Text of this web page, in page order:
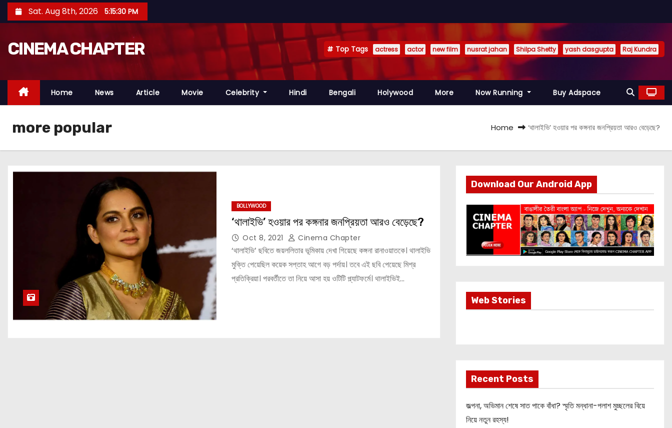
k
o
Sat. Aug 8th, 2026 5:15:31 PM
CINEMA CHAPTER Top Tags actress actor new film nusrat jahan Shilpa Shetty yash dasgupta Raj Kundra
Home News Article Movie Celebrity Hindi Bengali Holywood More Now Running Buy Adspace
more popular Home ‘থালাইভি’ হওয়ার পর কঙ্গনার জনপ্রিয়তা আরও বেড়েছে?
BOLLYWOOD
‘থালাইভি’ হওয়ার পর কঙ্গনার জনপ্রিয়তা আরও বেড়েছে?
Oct 8, 2021 Cinema Chapter
‘থালাইভি’ ছবিতে জয়ললিতার ভূমিকায় দেখা গিয়েছে কঙ্গনা রানাওয়াতকে। থালাইভি
মুক্তি পেয়েছিল কয়েক সপ্তাহ আগে বড় পর্দায়। তবে এই ছবি পেয়েছে মিশ্র
প্রতিক্রিয়া। পরবর্তীতে তা নিয়ে আসা হয় ওটিটি প্ল্যাটফর্মে। থালাইভিই…
Download Our Android App
Web StoriesMost Important
Info about
Recent Posts
জল্পনা, অভিমান শেষে সাত পাকে বাঁধা? স্মৃতি মন্ধানা-পলাশ মুচ্ছলের বিয়ে
নিয়ে নতুন রহস্য!